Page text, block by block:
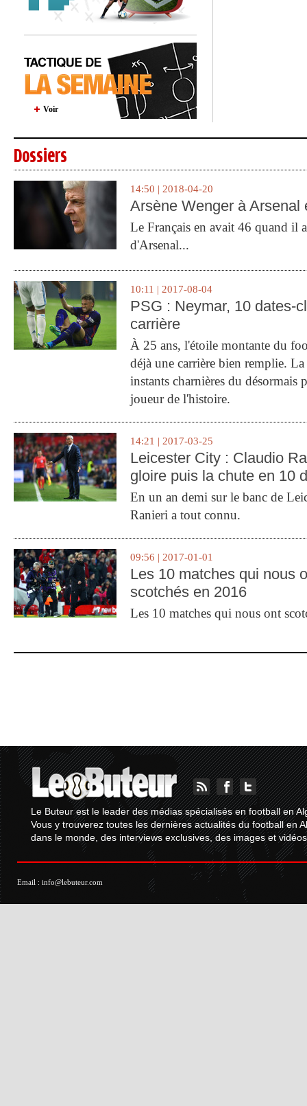
Voir
Dossiers
14:50 | 2018-04-20
Arsène Wenger à Arsenal
Le Français en avait 46 quand il
d'Arsenal...
10:11 | 2017-08-04
PSG : Neymar, 10 dates-
carrière
À 25 ans, l'étoile montante du
déjà une carrière bien remplie.
instants charnières du désormais
joueur de l'histoire.
14:21 | 2017-03-25
Leicester City : Claudio
gloire puis la chute en 10
En un an demi sur le banc de
Ranieri a tout connu.
09:56 | 2017-01-01
Les 10 matches qui nous
scotchés en 2016
Les 10 matches qui nous ont
Le Buteur est le leader des médias spécialisés en football en
Vous y trouverez toutes les dernières actualités du football en
dans le monde, des interviews exclusives, des images et
Email : info@lebuteur.com